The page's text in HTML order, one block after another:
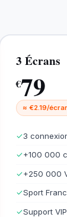
3 Écrans
€79
≈ €2.19/
✓3
✓+100 000
✓+250 000
✓Sport
✓Support